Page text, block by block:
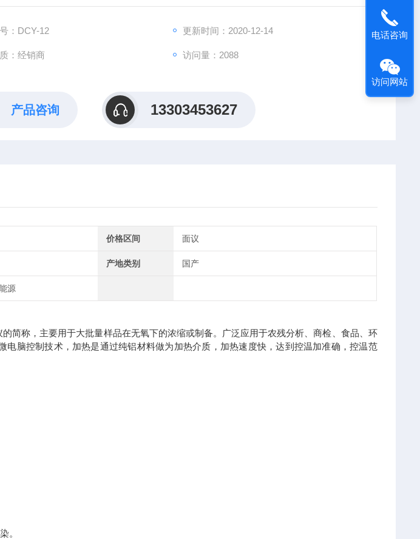
：DCY-12
更新时间：2020-12-14
：经销商 访问量：2088
产品咨询 13303453627
价格区间 面议
产地类别 国产
源
简称，主要用于大批量样品在无氧下的浓缩或制备。广泛应用于农残分析、商检、食品、环
电脑控制技术，加热是通过纯铝材料做为加热介质，加热速度快，达到控温加准确，控温范
。
电话咨询
访问网站